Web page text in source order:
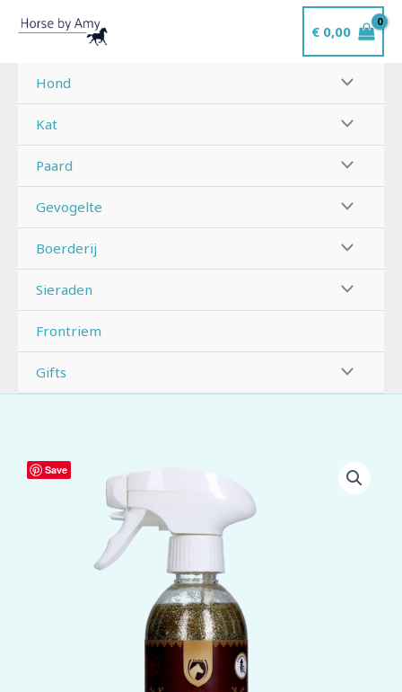
naar
inhoud
€0,00
Hond
Kat
Paard
Gevogelte
Boerderij
Sieraden
Frontriem
Gifts
Save
Excellent
Horse